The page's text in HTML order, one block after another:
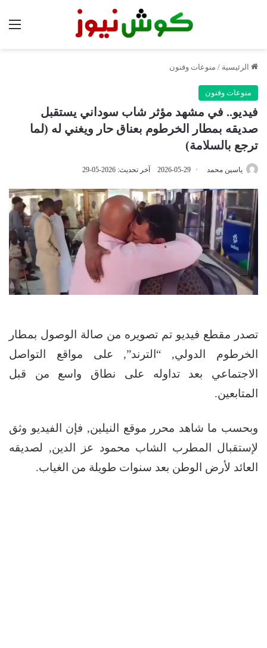
الرئيسية / منوعات وفنون
منوعات وفنون
فيديو.. في مشهد مؤثر شاب سوداني يستقبل
صديقه بمطار الخرطوم بعناق حار ويغني له (لما
ترجع بالسلامة)
ياسين محمد 2026-05-29 آخر تحديث: 2026-05-29
تصدر مقطع فيديو تم تصويره من صالة الوصول بمطار
الخرطوم الدولي, “الترند”, على مواقع التواصل
الاجتماعي بعد تداوله على نطاق واسع من قبل
المتابعين.
وبحسب ما شاهد محرر موقع النيلين, فإن الفيديو وثق
لإستقبال المطرب الشاب محمود عز الدين, لصديقه
العائد لأرض الوطن بعد سنوات طويلة من الغياب.